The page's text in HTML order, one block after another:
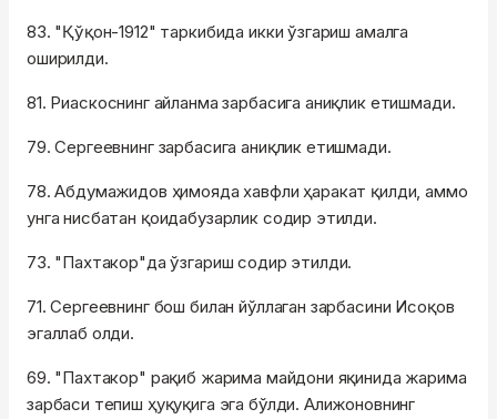
83. "Қўқон-1912" таркибида икки ўзгариш амалга
оширилди.
81. Риаскоснинг айланма зарбасига аниқлик етишмади.
79. Сергеевнинг зарбасига аниқлик етишмади.
78. Абдумажидов ҳимояда хавфли ҳаракат қилди, аммо
унга нисбатан қоидабузарлик содир этилди.
73. "Пахтакор"да ўзгариш содир этилди.
71. Сергеевнинг бош билан йўллаган зарбасини Исоқов
эгаллаб олди.
69. "Пахтакор" рақиб жарима майдони яқинида жарима
зарбаси тепиш ҳуқуқига эга бўлди. Алижоновнинг